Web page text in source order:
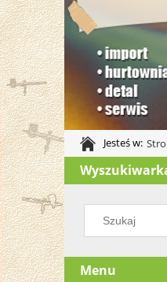
Jesteś w:
Menu